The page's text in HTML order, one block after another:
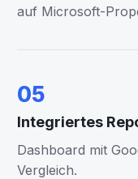
auf Microsoft-
05
Integriertes
Dashboard mit
Vergleich.